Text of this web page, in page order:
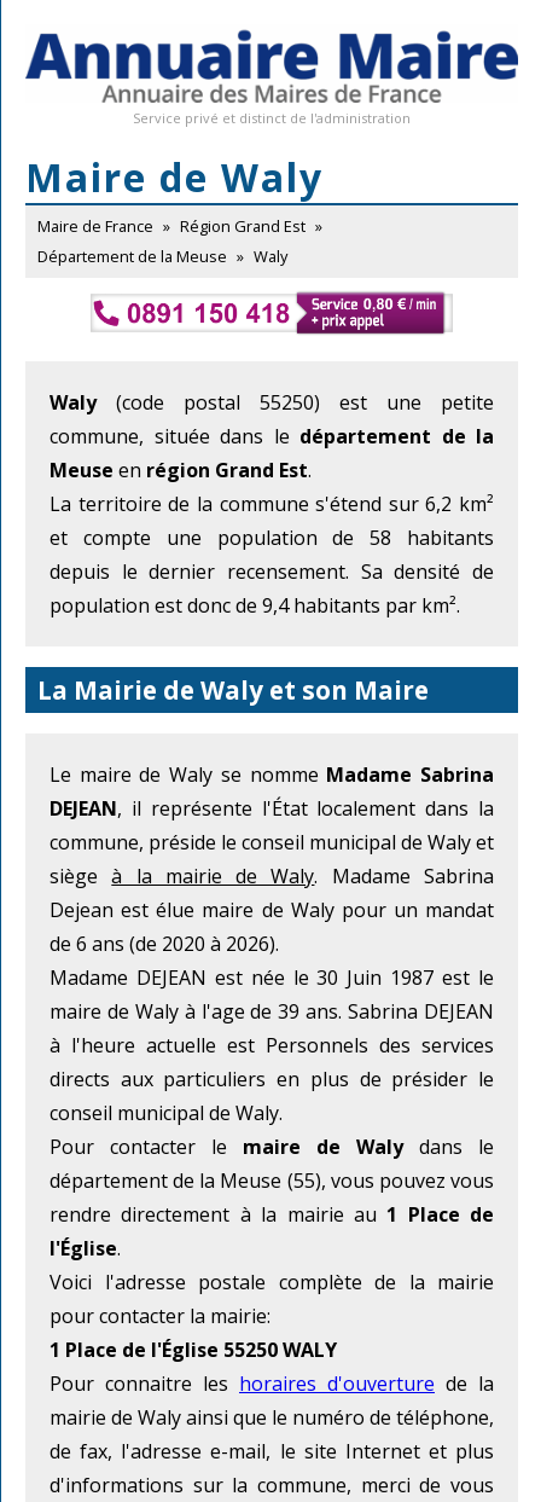
Service privé et distinct de l'administration
Maire de Waly
Maire de France » Région Grand Est »
Département de la Meuse » Waly
Waly(code postal 55250) est une petite
commune, située dans le département de la
Meuse en région Grand Est.
La territoire de la commune s'étend sur 6,2 km²
et compte une population de 58 habitants
depuis le dernier recensement. Sa densité de
population est donc de 9,4 habitants par km².
La Mairie de Waly et son Maire
Le maire de Waly se nomme Madame Sabrina
DEJEAN, il représente l'État localement dans la
commune, préside le conseil municipal de Waly et
siègeà la mairie de Waly. Madame Sabrina
Dejean est élue maire de Waly pour un mandat
de 6 ans (de 2020 à 2026).
Madame DEJEAN est née le 30 Juin 1987 est le
maire de Waly à l'age de 39 ans. Sabrina DEJEAN
à l'heure actuelle est Personnels des services
directs aux particuliers en plus de présider le
conseil municipal de Waly.
Pour contacter le maire de Walydans le
département de la Meuse (55), vous pouvez vous
rendre directement à la mairie au 1 Place de
l'Église.
Voici l'adresse postale complète de la mairie
pour contacter la mairie:
1 Place de l'Église 55250 WALY
Pour connaitre les horaires d'ouverture de la
mairie de Waly ainsi que le numéro de téléphone,
de fax, l'adresse e-mail, le site Internet et plus
d'informations sur la commune, merci de vous